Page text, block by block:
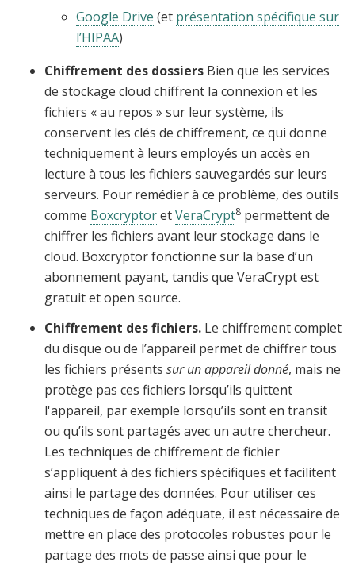
Google Drive (et présentation spécifique sur
l’HIPAA)
Chiffrement des dossiers Bien que les services
de stockage cloud chiffrent la connexion et les
fichiers « au repos » sur leur système, ils
conservent les clés de chiffrement, ce qui donne
techniquement à leurs employés un accès en
lecture à tous les fichiers sauvegardés sur leurs
serveurs. Pour remédier à ce problème, des outils
comme BoxcryptoretVeraCrypt8 permettent de
chiffrer les fichiers avant leur stockage dans le
cloud. Boxcryptor fonctionne sur la base d’un
abonnement payant, tandis que VeraCrypt est
gratuit et open source.
Chiffrement des fichiers. Le chiffrement complet
du disque ou de l’appareil permet de chiffrer tous
les fichiers présents sur un appareil donné, mais ne
protège pas ces fichiers lorsqu’ils quittent
l'appareil, par exemple lorsqu’ils sont en transit
ou qu’ils sont partagés avec un autre chercheur.
Les techniques de chiffrement de fichier
s’appliquent à des fichiers spécifiques et facilitent
ainsi le partage des données. Pour utiliser ces
techniques de façon adéquate, il est nécessaire de
mettre en place des protocoles robustes pour le
partage des mots de passe ainsi que pour le